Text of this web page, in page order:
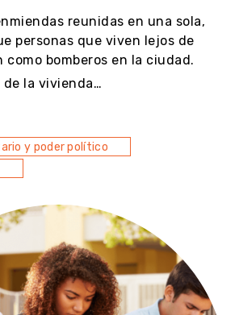
reunidas en una sola,
personas que viven lejos de
como bomberos en la ciudad.
de la vivienda…
y poder político